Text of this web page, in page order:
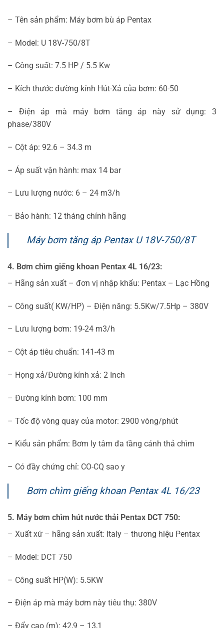
– Tên sản phẩm: Máy bơm bù áp Pentax
– Model: U 18V-750/8T
– Công suất: 7.5 HP / 5.5 Kw
– Kích thước đường kính Hút-Xả của bơm: 60-50
– Điện áp mà máy bơm tăng áp này sử dụng: 3
phase/380V
– Cột áp: 92.6 – 34.3 m
– Áp suất vận hành: max 14 bar
– Lưu lượng nước: 6 – 24 m3/h
– Bảo hành: 12 tháng chính hãng
Máy bơm tăng áp Pentax U 18V-750/8T
4. Bơm chìm giếng khoan Pentax 4L 16/23:
– Hãng sản xuất – đơn vị nhập khẩu: Pentax – Lạc Hồng
– Công suất( KW/HP) – Điện năng: 5.5Kw/7.5Hp – 380V
– Lưu lượng bơm: 19-24 m3/h
– Cột áp tiêu chuẩn: 141-43 m
– Họng xả/Đường kính xả: 2 Inch
– Đường kính bơm: 100 mm
– Tốc độ vòng quay của motor: 2900 vòng/phút
– Kiểu sản phẩm: Bơm ly tâm đa tầng cánh thả chìm
– Có đầy chứng chỉ: CO-CQ sao y
Bơm chìm giếng khoan Pentax 4L 16/23
5. Máy bơm chìm hút nước thải Pentax DCT 750:
– Xuất xứ – hãng sản xuất: Italy – thương hiệu Pentax
– Model: DCT 750
– Công suất HP(W): 5.5KW
– Điện áp mà máy bơm này tiêu thụ: 380V
– Đẩy cao (m): 42,9 – 13,1